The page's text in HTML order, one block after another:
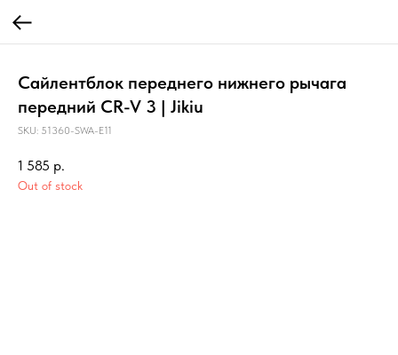
Сайлентблок переднего нижнего рычага
передний CR-V 3 | Jikiu
SKU: 51360-SWA-E11
1 585 р.
Out of stock